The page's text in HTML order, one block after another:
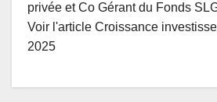
privée et Co Gérant du Fonds
Voir l'article Croissance
2025